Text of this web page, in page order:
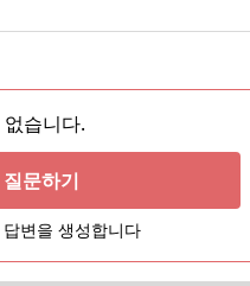
습니다.
문하기
변을 생성합니다